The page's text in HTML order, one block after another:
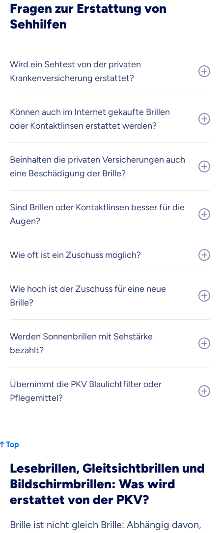
Fragen zur Erstattung von
Sehhilfen
Wird ein Sehtest von der privaten
Krankenversicherung erstattet?
Können auch im Internet gekaufte Brillen
oder Kontaktlinsen erstattet werden?
Beinhalten die privaten Versicherungen auch
eine Beschädigung der Brille?
Sind Brillen oder Kontaktlinsen besser für die
Augen?
Wie oft ist ein Zuschuss möglich?
Wie hoch ist der Zuschuss für eine neue
Brille?
Werden Sonnenbrillen mit Sehstärke
bezahlt?
Übernimmt die PKV Blaulichtfilter oder
Pflegemittel?
Top
Lesebrillen, Gleitsichtbrillen und
Bildschirmbrillen: Was wird
erstattet von der PKV?
Brille ist nicht gleich Brille: Abhängig davon,